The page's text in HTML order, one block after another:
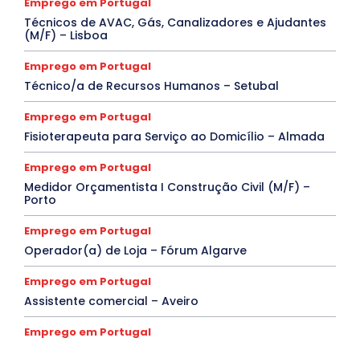
Técnicos de AVAC, Gás, Canalizadores e Ajudantes
(M/F) – Lisboa
Emprego em Portugal
Técnico/a de Recursos Humanos – Setubal
Emprego em Portugal
Fisioterapeuta para Serviço ao Domicílio – Almada
Emprego em Portugal
Medidor Orçamentista I Construção Civil (M/F) –
Porto
Emprego em Portugal
Operador(a) de Loja – Fórum Algarve
Emprego em Portugal
Assistente comercial – Aveiro
Emprego em Portugal